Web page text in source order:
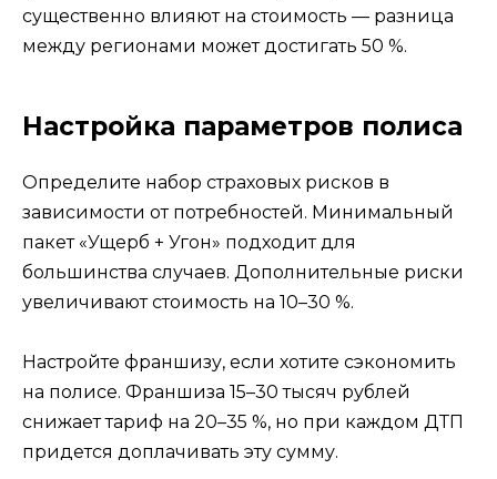
существенно влияют на стоимость — разница
между регионами может достигать 50 %.
Настройка параметров полиса
Определите набор страховых рисков в
зависимости от потребностей. Минимальный
пакет «Ущерб + Угон» подходит для
большинства случаев. Дополнительные риски
увеличивают стоимость на 10–30 %.
Настройте франшизу, если хотите сэкономить
на полисе. Франшиза 15–30 тысяч рублей
снижает тариф на 20–35 %, но при каждом ДТП
придется доплачивать эту сумму.